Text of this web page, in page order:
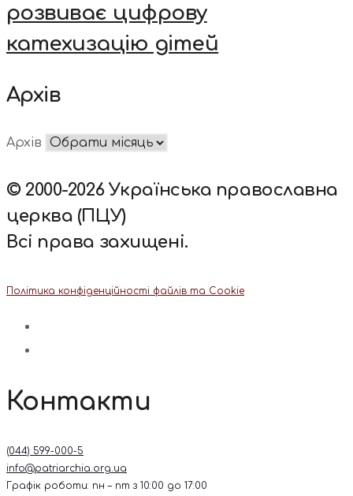
розвиває цифрову
катехизацію дітей
Архів
Архів
© 2000-2026 Українська православна
церква (ПЦУ)
Всі права захищені.
Політика конфіденційності файлів та Cookie
Контакти
(044) 599-000-5
info@patriarchia.org.ua
Графік роботи: пн – пт з 10:00 до 17:00